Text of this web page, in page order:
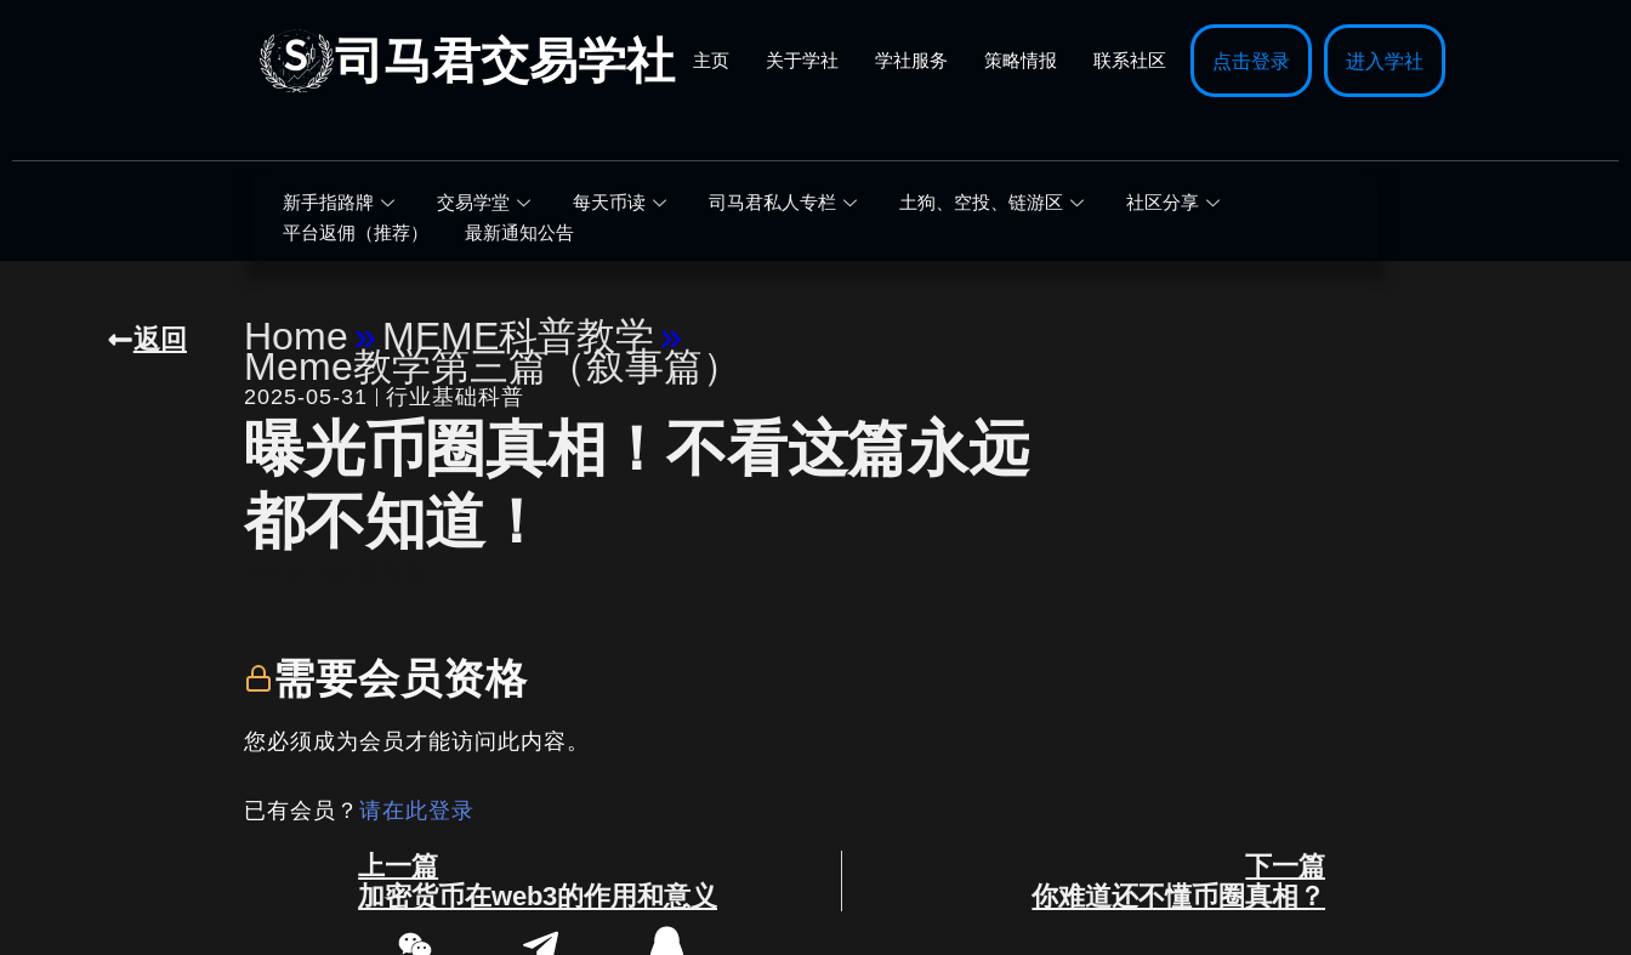
司马君交易学社 主页 关于学社 学社服务 策略情报 联系社区 点击登录 进入学社
新手指路牌 交易学堂 每天币读 司马君私人专栏 土狗、空投、链游区
社区分享
平台返佣（推荐）
最新通知公告
返回 Home» MEME科普教学»
Meme教学第三篇（叙事篇）
2025-05-31 行业基础科普
曝光币圈真相！不看这篇永远
都不知道！
需要会员资格
您必须成为会员才能访问此内容。
已有会员？请在此登录
Prev
上一篇
加密货币在web3的作用和意义
下一篇
你难道还不懂币圈真相？